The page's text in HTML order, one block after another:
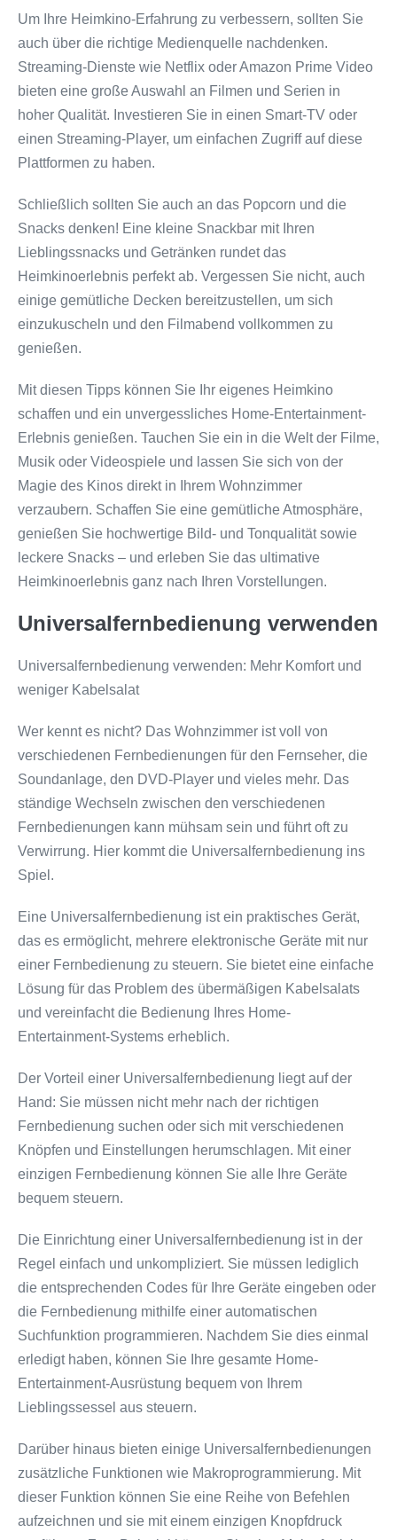
Um Ihre Heimkino-Erfahrung zu verbessern, sollten Sie
auch über die richtige Medienquelle nachdenken.
Streaming-Dienste wie Netflix oder Amazon Prime Video
bieten eine große Auswahl an Filmen und Serien in
hoher Qualität. Investieren Sie in einen Smart-TV oder
einen Streaming-Player, um einfachen Zugriff auf diese
Plattformen zu haben.
Schließlich sollten Sie auch an das Popcorn und die
Snacks denken! Eine kleine Snackbar mit Ihren
Lieblingssnacks und Getränken rundet das
Heimkinoerlebnis perfekt ab. Vergessen Sie nicht, auch
einige gemütliche Decken bereitzustellen, um sich
einzukuscheln und den Filmabend vollkommen zu
genießen.
Mit diesen Tipps können Sie Ihr eigenes Heimkino
schaffen und ein unvergessliches Home-Entertainment-
Erlebnis genießen. Tauchen Sie ein in die Welt der Filme,
Musik oder Videospiele und lassen Sie sich von der
Magie des Kinos direkt in Ihrem Wohnzimmer
verzaubern. Schaffen Sie eine gemütliche Atmosphäre,
genießen Sie hochwertige Bild- und Tonqualität sowie
leckere Snacks – und erleben Sie das ultimative
Heimkinoerlebnis ganz nach Ihren Vorstellungen.
Universalfernbedienung verwenden
Universalfernbedienung verwenden: Mehr Komfort und
weniger Kabelsalat
Wer kennt es nicht? Das Wohnzimmer ist voll von
verschiedenen Fernbedienungen für den Fernseher, die
Soundanlage, den DVD-Player und vieles mehr. Das
ständige Wechseln zwischen den verschiedenen
Fernbedienungen kann mühsam sein und führt oft zu
Verwirrung. Hier kommt die Universalfernbedienung ins
Spiel.
Eine Universalfernbedienung ist ein praktisches Gerät,
das es ermöglicht, mehrere elektronische Geräte mit nur
einer Fernbedienung zu steuern. Sie bietet eine einfache
Lösung für das Problem des übermäßigen Kabelsalats
und vereinfacht die Bedienung Ihres Home-
Entertainment-Systems erheblich.
Der Vorteil einer Universalfernbedienung liegt auf der
Hand: Sie müssen nicht mehr nach der richtigen
Fernbedienung suchen oder sich mit verschiedenen
Knöpfen und Einstellungen herumschlagen. Mit einer
einzigen Fernbedienung können Sie alle Ihre Geräte
bequem steuern.
Die Einrichtung einer Universalfernbedienung ist in der
Regel einfach und unkompliziert. Sie müssen lediglich
die entsprechenden Codes für Ihre Geräte eingeben oder
die Fernbedienung mithilfe einer automatischen
Suchfunktion programmieren. Nachdem Sie dies einmal
erledigt haben, können Sie Ihre gesamte Home-
Entertainment-Ausrüstung bequem von Ihrem
Lieblingssessel aus steuern.
Darüber hinaus bieten einige Universalfernbedienungen
zusätzliche Funktionen wie Makroprogrammierung. Mit
dieser Funktion können Sie eine Reihe von Befehlen
aufzeichnen und sie mit einem einzigen Knopfdruck